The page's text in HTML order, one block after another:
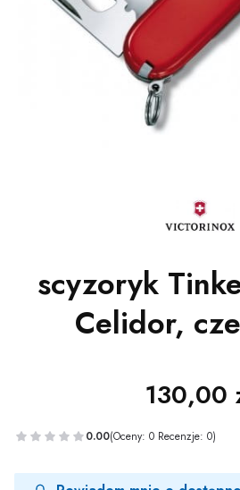
scyzoryk
Celidor,
Cena
130,00
0.00(Oceny: 0 Recenzje: 0)